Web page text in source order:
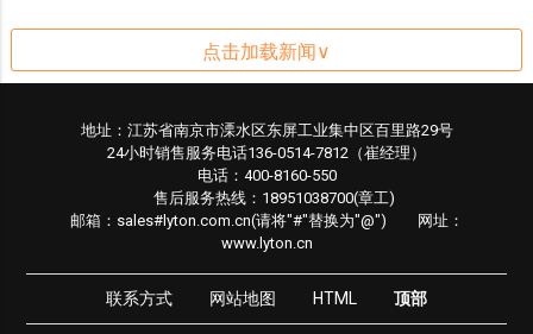
固、外观新颖大气
“林顿”FX11系列电脑洗车机，助力城
市汽车服务智能化升级
2026/1/18
新年新程，净启焕然，林顿电脑洗车
地址：江苏省南京市溧水区东屏工业集中区百里路29号
24小时销售服务电话136-0514-7812（崔经理）
电话：400-8160-550
售后服务热线：18951038700(章工)
邮箱：sales#lyton.com.cn(请将"#"替换为"@") 网址：
www.lyton.cn
联系方式 网站地图 HTML 顶部